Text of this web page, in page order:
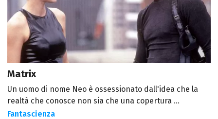
Matrix
Un uomo di nome Neo è ossessionato dall'idea che la
realtà che conosce non sia che una copertura ...
Fantascienza